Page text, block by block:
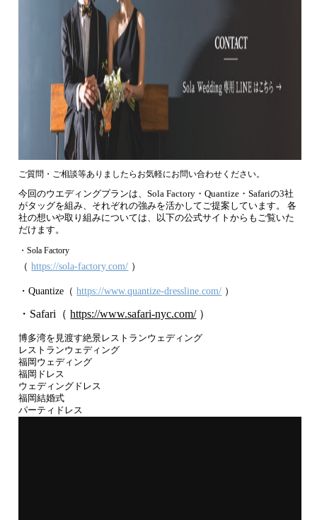
ご質問・ご相談等ありましたらお気軽にお問い合わせください。
今回のウエディングプランは、Sola Factory・Quantize・Safariの3社
がタッグを組み、それぞれの強みを活かしてご提案しています。 各
社の想いや取り組みについては、以下の公式サイトからもご覧いた
だけます。
・Sola Factory
（https://sola-factory.com/ ）
・Quantize（https://www.quantize-dressline.com/ ）
・Safari（https://www.safari-nyc.com/）
博多湾を見渡す絶景レストランウェディング
レストランウェディング
福岡ウェディング
福岡ドレス
ウェディングドレス
福岡結婚式
パーティドレス